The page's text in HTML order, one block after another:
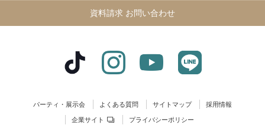
資料請求 お問い合わせ
パーティ・展示会 よくある質問 サイトマップ 採用情報
企業サイト プライバシーポリシー